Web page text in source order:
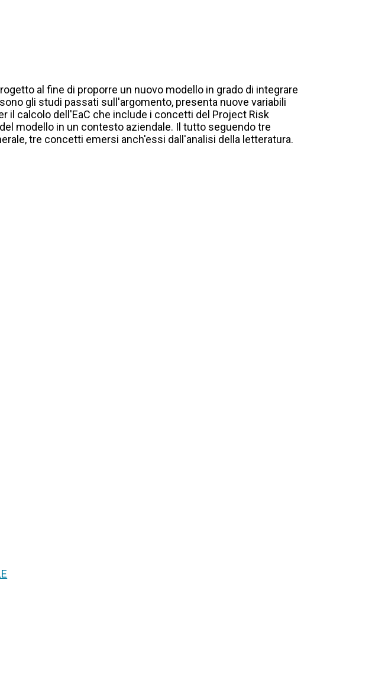
al fine di proporre un nuovo modello in grado di integrare
gli studi passati sull'argomento, presenta nuove variabili
il calcolo dell'EaC che include i concetti del Project Risk
modello in un contesto aziendale. Il tutto seguendo tre
tre concetti emersi anch'essi dall'analisi della letteratura.